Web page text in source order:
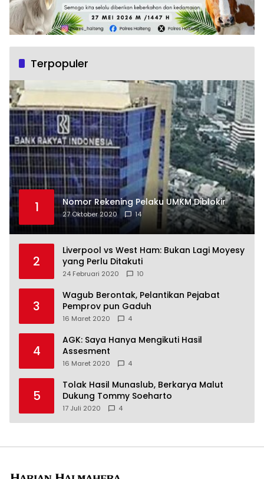
Terpopuler
1 Nomor Rekening Pelaku UMKM Diblokir
27 Oktober 2020 14
2
Liverpool vs West Ham: Bukan Lagi Moyesy
yang Perlu Ditakuti
24 Februari 2020 10
3
Wagub Berontak, Pelantikan Pejabat
Pemprov pun Gaduh
16 Maret 2020 4
4
AGK: Saya Hanya Mengikuti Hasil
Assesment
16 Maret 2020 4
5
Tolak Hasil Munaslub, Berkarya Malut
Dukung Tommy Soeharto
17 Juli 2020 4